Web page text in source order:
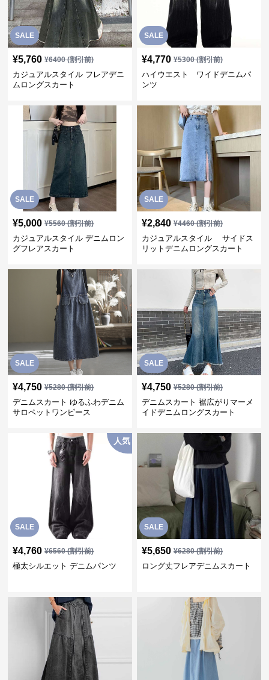
SALE
¥5,760 ¥6400(割引前)
カジュアルスタイル フレアデニ
ムロングスカート
SALE
¥4,770 ¥5300(割引前)
ハイウエスト ワイドデニムパ
ンツ
SALE
¥5,000 ¥5560(割引前)
カジュアルスタイル デニムロン
グフレアスカート
SALE
¥2,840 ¥4460(割引前)
カジュアルスタイル サイドス
リットデニムロングスカート
SALE
¥4,750 ¥5280(割引前)
デニムスカート ゆるふわデニム
サロペットワンピース
SALE
¥4,750 ¥5280(割引前)
デニムスカート 裾広がりマーメ
イドデニムロングスカート
SALE
人気
¥4,760 ¥6560(割引前)
極太シルエット デニムパンツ
SALE
¥5,650 ¥6280(割引前)
ロング丈フレアデニムスカート